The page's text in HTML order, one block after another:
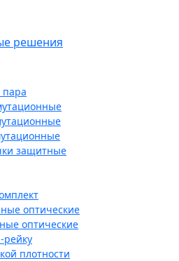
решения
пара
защитные
оптические
оптические
рейку
плотности